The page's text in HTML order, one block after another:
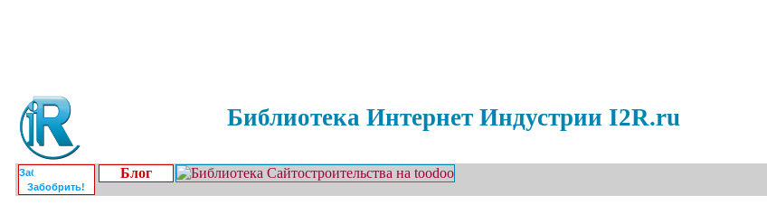
Библиотека Интернет Индустрии I2R.ru
Забобрить!
Блог